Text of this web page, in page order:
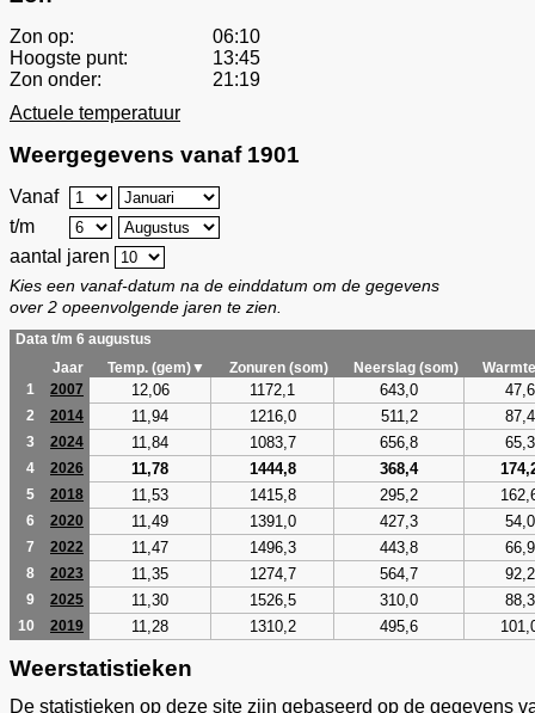
Zon op:
06:10
Hoogste punt:
13:45
Zon onder:
21:19
Actuele temperatuur
Weergegevens vanaf 1901
Vanaf
t/m
aantal jaren
Kies een vanaf-datum na de einddatum om de gegevens
over 2 opeenvolgende jaren te zien.
Data t/m 6 augustus
Jaar
Temp. (gem)▼ Zonuren (som) Neerslag (som)
1
2007 12,06 1172,1 643,0 47,6
2 2014 11,94 1216,0 511,2 87,4
3 2024 11,84 1083,7 656,8 65,3
4 2026 11,78 1444,8 368,4
5 2018 11,53 1415,8 295,2
6 2020 11,49 1391,0 427,3 54,0
7 2022 11,47 1496,3 443,8 66,9
8 2023 11,35 1274,7 564,7 92,2
9 2025 11,30 1526,5 310,0 88,3
10 2019 11,28 1310,2 495,6
Weerstatistieken
De statistieken op deze site zijn gebaseerd op de gegevens